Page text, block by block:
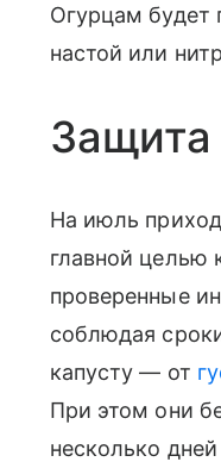
Огурцам будет
настой или
Защита
На июль
главной целью
проверенные
соблюдая
капусту — от
При этом они
несколько